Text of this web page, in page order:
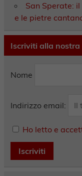
San Sperate:
e le pietre
Iscriviti alla
Nome
Indirizzo email:
Ho letto e